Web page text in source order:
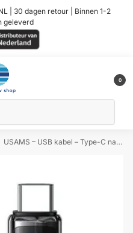
| 30 dagen retour | Binnen 1-2
geleverd
0
USAMS – USB kabel – Type-C naar Type-C – PD 100W – 1,2 m – Zwart